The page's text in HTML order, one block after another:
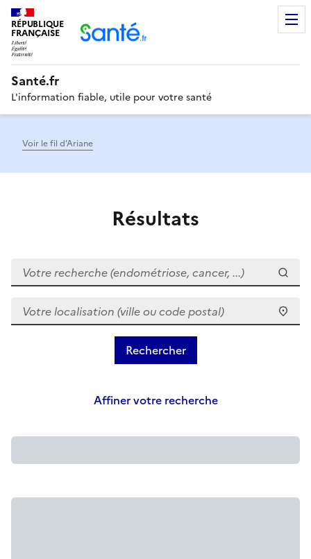
RÉPUBLIQUE
FRANÇAISE
Santé.fr
L'information fiable, utile pour votre santé
Voir le fil d’Ariane
Résultats
Votre recherche (endométriose, cancer, ...)
Votre localisation (ville ou code postal)
Affiner votre recherche